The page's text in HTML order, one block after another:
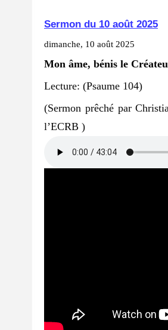
Sermon du 10 août 2025
dimanche, 10 août 2025
Mon âme, bénis le
Lecture: (Psaume 104)
(Sermon prêché par
l’ECRB )